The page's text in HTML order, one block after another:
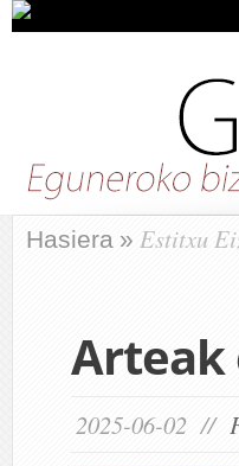
Hasiera » Estitxu
Arteak
2025-06-02 //